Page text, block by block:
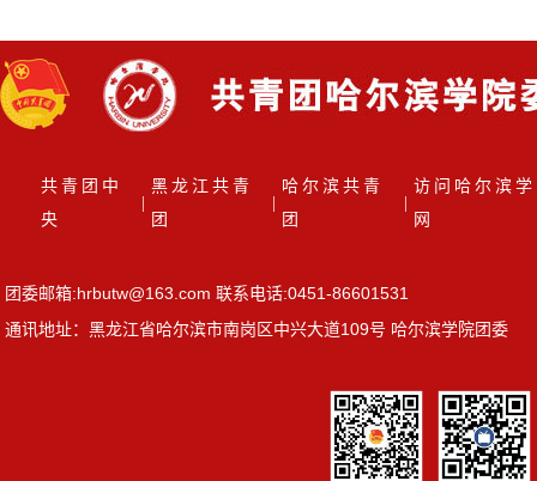
共青团中
央
黑龙江共青
团
哈尔滨共青
团
访问哈尔滨
网
团委邮箱:hrbutw@163.com 联系电话:0451-86601531
通讯地址：黑龙江省哈尔滨市南岗区中兴大道109号 哈尔滨学院团委